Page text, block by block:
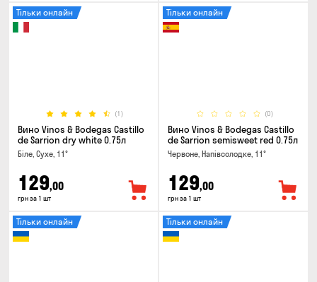
(1)
Тільки онлайн
Вино Vinos & Bodegas Castillo
de Sarrion dry white 0.75л
Біле, Сухе, 11°
129,00
грн за 1 шт
(0)
Тільки онлайн
Вино Vinos & Bodegas Castillo
de Sarrion semisweet red 0.75л
Червоне, Напівсолодке, 11°
129,00
грн за 1 шт
Тільки онлайн Тільки онлайн